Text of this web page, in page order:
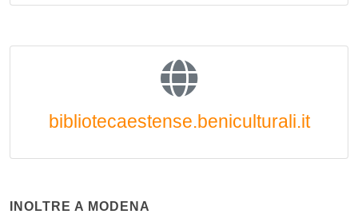
bibliotecaestense.beniculturali.it
INOLTRE A MODENA